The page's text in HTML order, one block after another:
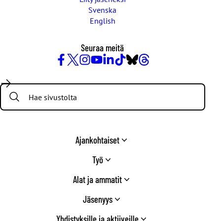
Svenska
English
Seuraa meitä
/
Twitter
Search:
Ajankohtaiset
Työ
Alat ja ammatit
Jäsenyys